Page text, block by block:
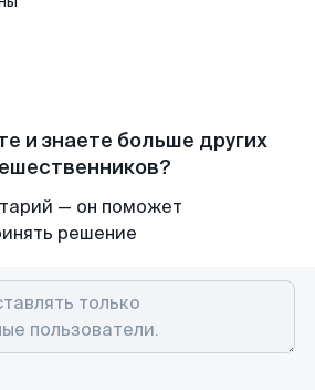
и знаете больше других
— он поможет
решение